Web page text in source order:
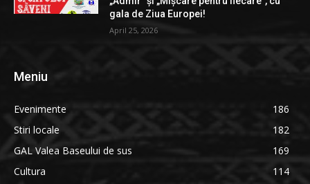
gala de Ziua Europei!
April 25, 2026
Meniu
Evenimente
186
Stiri locale
182
GAL Valea Baseului de sus
169
Cultura
114